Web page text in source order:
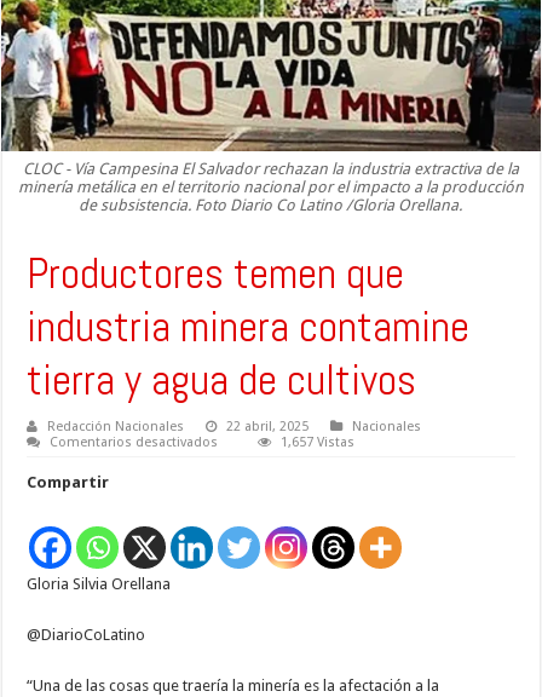
CLOC - Vía Campesina El Salvador rechazan la industria extractiva de la
minería metálica en el territorio nacional por el impacto a la producción
de subsistencia. Foto Diario Co Latino /Gloria Orellana.
Productores temen que
industria minera contamine
tierra y agua de cultivos
Redacción Nacionales 22 abril, 2025
Nacionales
Comentarios desactivados
contamine
tierra
y
1,657 Vistas
Compartir
Gloria Silvia Orellana
@DiarioCoLatino
“Una de las cosas que traería la minería es la afectación a la